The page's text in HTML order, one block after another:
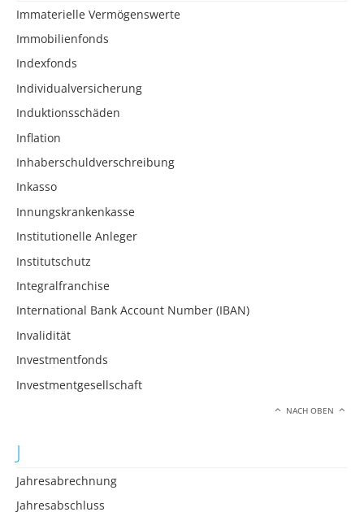
Immaterielle Vermögenswerte
Immobilienfonds
Indexfonds
Individualversicherung
Induktionsschäden
Inflation
Inhaberschuldverschreibung
Inkasso
Innungskrankenkasse
Institutionelle Anleger
Institutschutz
Integralfranchise
International Bank Account Number (IBAN)
Invalidität
Investmentfonds
Investmentgesellschaft
NACH OBEN
J
Jahresabrechnung
Jahresabschluss